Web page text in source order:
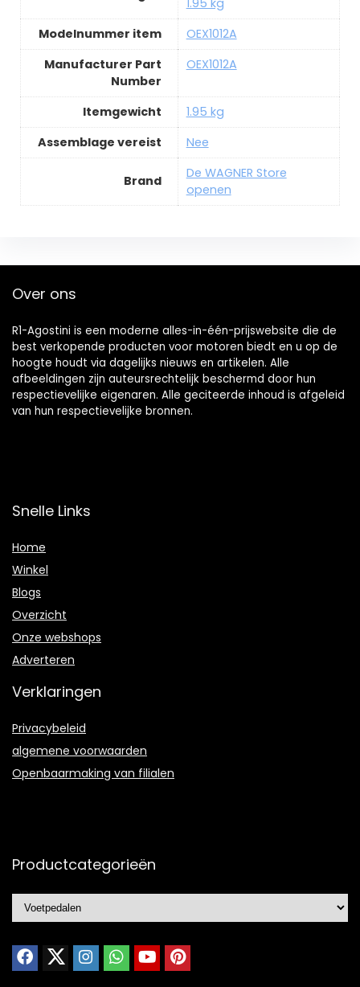
Modelnummer item
OEX1012A
Manufacturer Part
Number
OEX1012A
Itemgewicht
1.95 kg
Assemblage vereist
Nee
Brand
De WAGNER Store
openen
Over ons
R1-Agostini is een moderne alles-in-één-prijswebsite die de
best verkopende producten voor motoren biedt en u op de
hoogte houdt via dagelijks nieuws en artikelen. Alle
afbeeldingen zijn auteursrechtelijk beschermd door hun
respectievelijke eigenaren. Alle geciteerde inhoud is afgeleid
van hun respectievelijke bronnen.
Snelle Links
Home
Winkel
Blogs
Overzicht
Onze webshops
Adverteren
Verklaringen
Privacybeleid
algemene voorwaarden
Openbaarmaking van filialen
Productcategorieën